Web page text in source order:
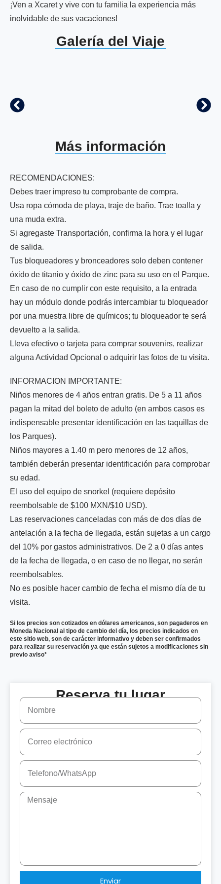
¡Ven a Xcaret y vive con tu familia la experiencia más
inolvidable de sus vacaciones!
Galería del Viaje
Más información
RECOMENDACIONES:
Debes traer impreso tu comprobante de compra.
Usa ropa cómoda de playa, traje de baño. Trae toalla y
una muda extra.
Si agregaste Transportación, confirma la hora y el lugar
de salida.
Tus bloqueadores y bronceadores solo deben contener
óxido de titanio y óxido de zinc para su uso en el Parque.
En caso de no cumplir con este requisito, a la entrada
hay un módulo donde podrás intercambiar tu bloqueador
por una muestra libre de químicos; tu bloqueador te será
devuelto a la salida.
Lleva efectivo o tarjeta para comprar souvenirs, realizar
alguna Actividad Opcional o adquirir las fotos de tu visita.
INFORMACION IMPORTANTE:
Niños menores de 4 años entran gratis. De 5 a 11 años
pagan la mitad del boleto de adulto (en ambos casos es
indispensable presentar identificación en las taquillas de
los Parques).
Niños mayores a 1.40 m pero menores de 12 años,
también deberán presentar identificación para comprobar
su edad.
El uso del equipo de snorkel (requiere depósito
reembolsable de $100 MXN/$10 USD).
Las reservaciones canceladas con más de dos días de
antelación a la fecha de llegada, están sujetas a un cargo
del 10% por gastos administrativos. De 2 a 0 días antes
de la fecha de llegada, o en caso de no llegar, no serán
reembolsables.
No es posible hacer cambio de fecha el mismo día de tu
visita.
Si los precios son cotizados en dólares americanos, son pagaderos en
Moneda Nacional al tipo de cambio del día, los precios indicados en
este sitio web, son de carácter informativo y deben ser confirmados
para realizar su reservación ya que están sujetos a modificaciones sin
previo aviso*
Reserva tu lugar
Enviar